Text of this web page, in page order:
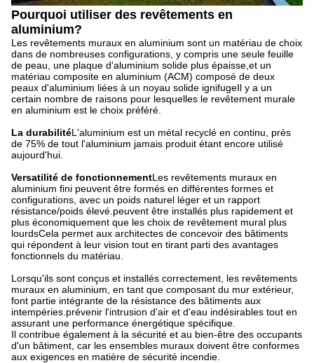
Pourquoi utiliser des revêtements en
aluminium?
Les revêtements muraux en aluminium sont un matériau de choix
dans de nombreuses configurations, y compris une seule feuille
de peau, une plaque d'aluminium solide plus épaisse,et un
matériau composite en aluminium (ACM) composé de deux
peaux d'aluminium liées à un noyau solide ignifugeIl y a un
certain nombre de raisons pour lesquelles le revêtement murale
en aluminium est le choix préféré.
La durabilitéL'aluminium est un métal recyclé en continu, près
de 75% de tout l'aluminium jamais produit étant encore utilisé
aujourd'hui.
Versatilité de fonctionnementLes revêtements muraux en
aluminium fini peuvent être formés en différentes formes et
configurations, avec un poids naturel léger et un rapport
résistance/poids élevé.peuvent être installés plus rapidement et
plus économiquement que les choix de revêtement mural plus
lourdsCela permet aux architectes de concevoir des bâtiments
qui répondent à leur vision tout en tirant parti des avantages
fonctionnels du matériau.
Lorsqu'ils sont conçus et installés correctement, les revêtements
muraux en aluminium, en tant que composant du mur extérieur,
font partie intégrante de la résistance des bâtiments aux
intempéries.prévenir l'intrusion d'air et d'eau indésirables tout en
assurant une performance énergétique spécifique.
Il contribue également à la sécurité et au bien-être des occupants
d'un bâtiment, car les ensembles muraux doivent être conformes
aux exigences en matière de sécurité incendie.